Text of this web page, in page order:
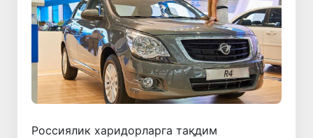
Россиялик харидорларга тақдим